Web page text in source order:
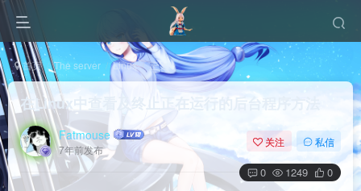
首页 The server Linux 正文
在Linux中查看及终止正在运行的后台程序方法
Fatmouse
7年前发布
关注 私信
0 1249 0